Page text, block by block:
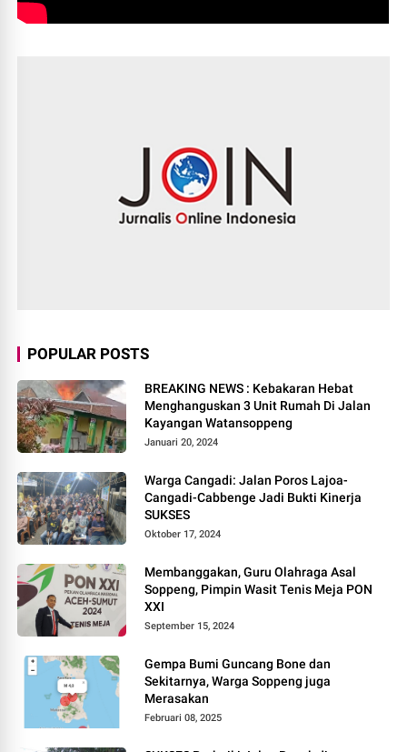
POPULAR POSTS
BREAKING NEWS : Kebakaran Hebat
Menghanguskan 3 Unit Rumah Di Jalan
Kayangan Watansoppeng
Januari 20, 2024
Warga Cangadi: Jalan Poros Lajoa-
Cangadi-Cabbenge Jadi Bukti Kinerja
SUKSES
Oktober 17, 2024
Membanggakan, Guru Olahraga Asal
Soppeng, Pimpin Wasit Tenis Meja PON
XXI
September 15, 2024
Gempa Bumi Guncang Bone dan
Sekitarnya, Warga Soppeng juga
Merasakan
Februari 08, 2025